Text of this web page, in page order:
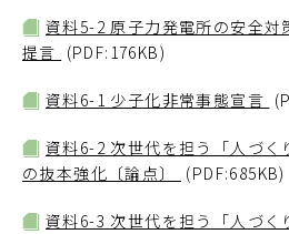
資料5-2 原子力発電所の安全対
提言 (PDF:176KB)
資料6-1 少子化非常事態宣言
資料6-2 次世代を担う「人づく
の抜本強化〔論点〕
(PDF:685KB)
資料6-3 次世代を担う「人づく